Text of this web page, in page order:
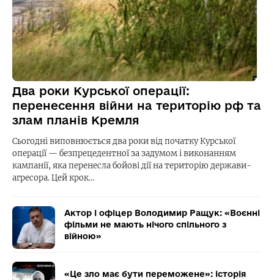
Два роки Курської операції:
перенесення війни на територію рф та
злам планів Кремля
Сьогодні виповнюється два роки від початку Курської
операції — безпрецедентної за задумом і виконанням
кампанії, яка перенесла бойові дії на територію держави-
агресора. Цей крок…
Актор і офіцер Володимир Ращук: «Воєнні
фільми не мають нічого спільного з
війною»
«Це зло має бути переможене»: історія